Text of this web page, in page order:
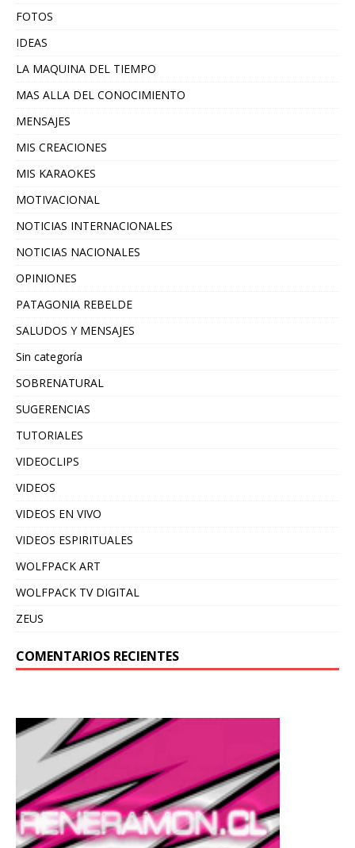
FOTOS
IDEAS
LA MAQUINA DEL TIEMPO
MAS ALLA DEL CONOCIMIENTO
MENSAJES
MIS CREACIONES
MIS KARAOKES
MOTIVACIONAL
NOTICIAS INTERNACIONALES
NOTICIAS NACIONALES
OPINIONES
PATAGONIA REBELDE
SALUDOS Y MENSAJES
Sin categoría
SOBRENATURAL
SUGERENCIAS
TUTORIALES
VIDEOCLIPS
VIDEOS
VIDEOS EN VIVO
VIDEOS ESPIRITUALES
WOLFPACK ART
WOLFPACK TV DIGITAL
ZEUS
COMENTARIOS RECIENTES